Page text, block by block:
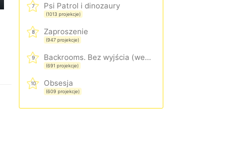
7 Psi Patrol i dinozaury
(1013 projekcje)
8 Zaproszenie
(947 projekcje)
9 Backrooms. Bez wyjścia (wersja rozszerzona)
(691 projekcje)
10 Obsesja
(609 projekcje)